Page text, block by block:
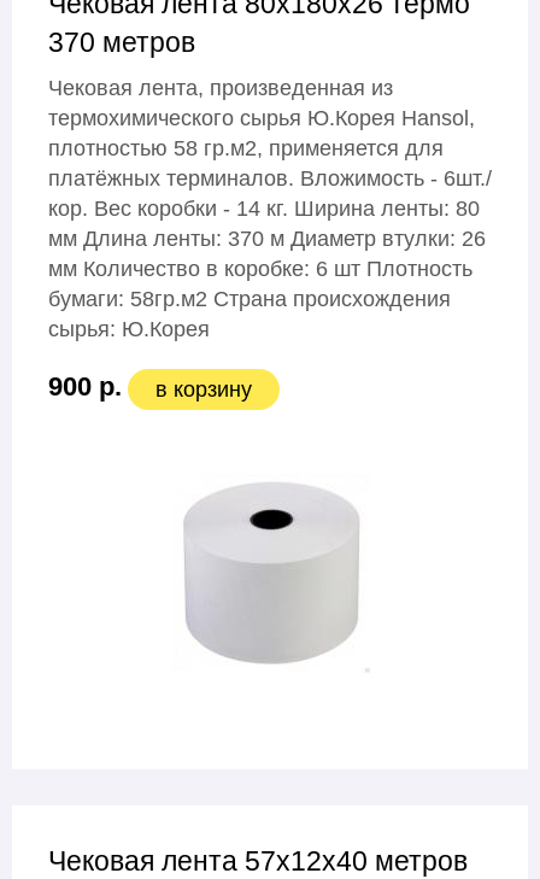
370 метров
Чековая лента, произведенная из
термохимического сырья Ю.Корея Hansol,
плотностью 58 гр.м2, применяется для
платёжных терминалов. Вложимость - 6шт./
кор. Вес коробки - 14 кг. Ширина ленты: 80
мм Длина ленты: 370 м Диаметр втулки: 26
мм Количество в коробке: 6 шт Плотность
бумаги: 58гр.м2 Страна происхождения
сырья: Ю.Корея
900 р. в корзину
Чековая лента 57х12х40 метров